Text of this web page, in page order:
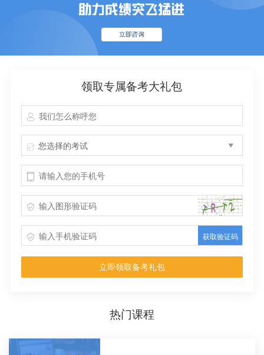
领取专属备考大礼包
您选择的考试
获取验证码
立即领取备考礼包
热门课程